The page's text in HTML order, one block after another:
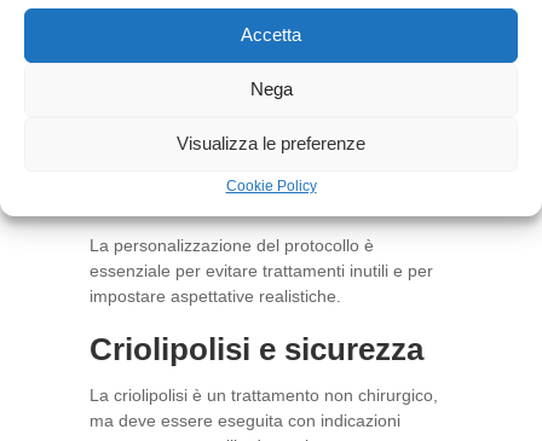
Accetta
Nega
Visualizza le preferenze
Cookie Policy
localizzata e dall’obiettivo concordato durante
la valutazione medica.
singola seduta su una determinata area. In altri
sedute o associare la criolipolisi ad altri
trattamenti di medicina estetica, sempre in
La personalizzazione del protocollo è
essenziale per evitare trattamenti inutili e per
impostare aspettative realistiche.
Criolipolisi e sicurezza
La criolipolisi è un trattamento non chirurgico,
ma deve essere eseguita con indicazioni